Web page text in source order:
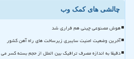
چالشی های کمک وب
هوش مصنوعی چینی هم فراری شد
آخرین وضعیت امنیت سایبری زیرساخت های راه آهن کشور
دقیقا به اندازه مصرف ترافیک بین الملل از حجم بسته کسر